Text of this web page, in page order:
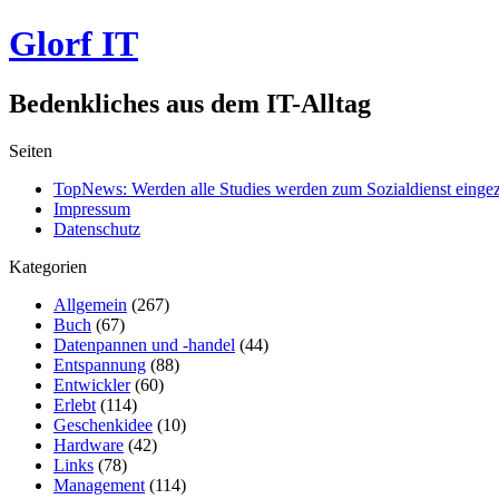
Glorf IT
Bedenkliches aus dem IT-Alltag
Seiten
TopNews: Werden alle Studies werden zum Sozialdienst
Impressum
Datenschutz
Kategorien
Allgemein (267)
Buch (67)
Datenpannen und -handel (44)
Entspannung (88)
Entwickler(60)
Erlebt (114)
Geschenkidee (10)
Hardware (42)
Links (78)
Management (114)